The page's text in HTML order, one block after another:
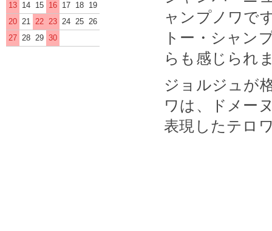
ャンプノワで
トー・シャン
らも感じられ
ジョルジュが
ワは、ドメー
表現したテロ
13 14 15 16 17 18 19
20 21 22 23 24 25 26
27 28 29 30